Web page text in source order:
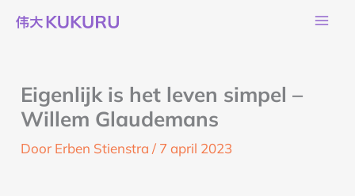
naar
Eigenlijk is het leven simpel –
Willem Glaudemans
Door Erben Stienstra/ 7 april 2023